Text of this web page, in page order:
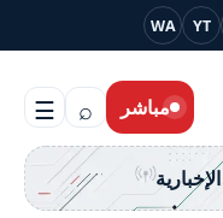
YT
WA
مباشر ⌕
☰